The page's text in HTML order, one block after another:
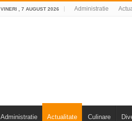
VINERI , 7 AUGUST 2026 Administratie
Administratie Actualitate Culinare